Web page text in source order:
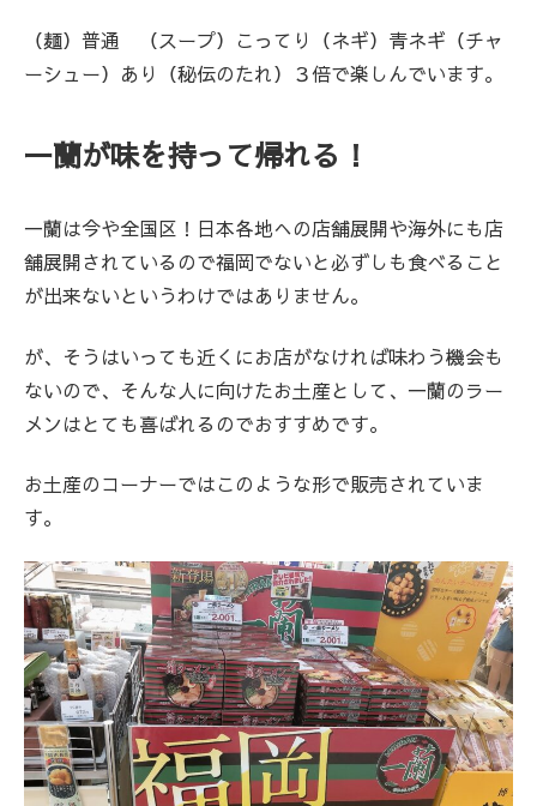
（麺）普通 （スープ）こってり（ネギ）青ネギ（チャ
ーシュー）あり（秘伝のたれ）３倍で楽しんでいます。
一蘭が味を持って帰れる！
一蘭は今や全国区！日本各地への店舗展開や海外にも店
舗展開されているので福岡でないと必ずしも食べること
が出来ないというわけではありません。
が、そうはいっても近くにお店がなければ味わう機会も
ないので、そんな人に向けたお土産として、一蘭のラー
メンはとても喜ばれるのでおすすめです。
お土産のコーナーではこのような形で販売されていま
す。